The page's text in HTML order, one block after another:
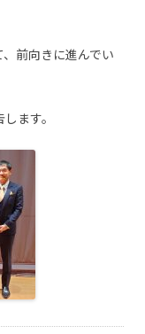
前向きに進んでい
ます。